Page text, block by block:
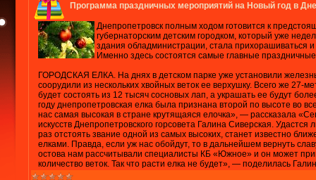
Программа праздничных мероприятий на Новый год в
Днепропетровск полным ходом готовится к
губернаторским детским городком, который уже
здания обладминистрации, стала прихорашиваться
Именно здесь состоятся самые главные
ГОРОДСКАЯ ЕЛКА. На днях в детском парке уже установили
соорудили из нескольких хвойных веток ее верхушку. Всего же 27-
будет состоять из 12 тысяч сосновых лап, а украшать ее будут
году днепропетровская елка была признана второй по высоте во
нас самая высокая в стране крутящаяся елочка», — рассказала
искусств Днепропетровского горсовета Галина Сиверская.
раз отстоять звание одной из самых высоких, станет известно
елками. Правда, если уж нас обойдут, то в дальнейшем вернуть
остова нам рассчитывали специалисты КБ «Южное» и он может
количество веток. Так что расти елка не будет», — поделилась